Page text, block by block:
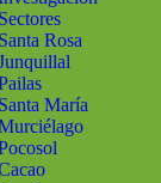
Rosa
María